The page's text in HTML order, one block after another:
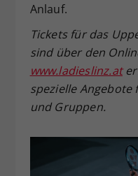
Anlauf.
Tickets für das
sind über den
www.ladieslinz.at
spezielle
und Gruppen.